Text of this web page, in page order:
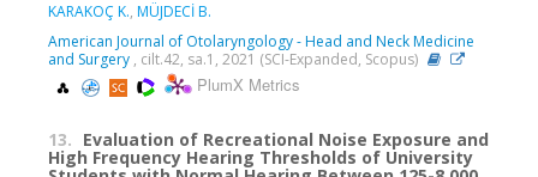
KARAKOÇ K., MÜJDECİ B.
American Journal of Otolaryngology - Head and Neck Medicine
and Surgery , cilt.42, sa.1, 2021 (SCI-Expanded, Scopus)
PlumX Metrics
13. Evaluation of Recreational Noise Exposure and
High Frequency Hearing Thresholds of University